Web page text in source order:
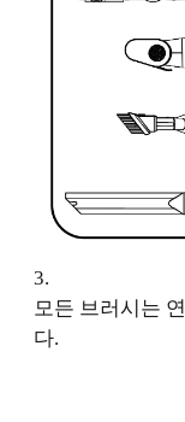
3.
모든 브러시는
다.